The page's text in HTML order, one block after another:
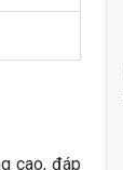
cao, đáp